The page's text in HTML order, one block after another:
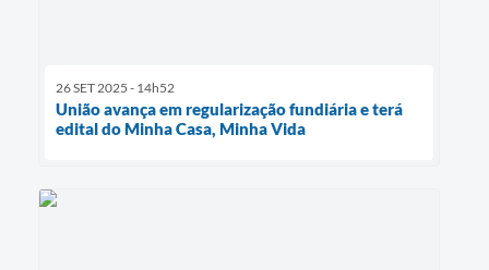
26 SET 2025 - 14h52
União avança em regularização fundiária e terá
edital do Minha Casa, Minha Vida